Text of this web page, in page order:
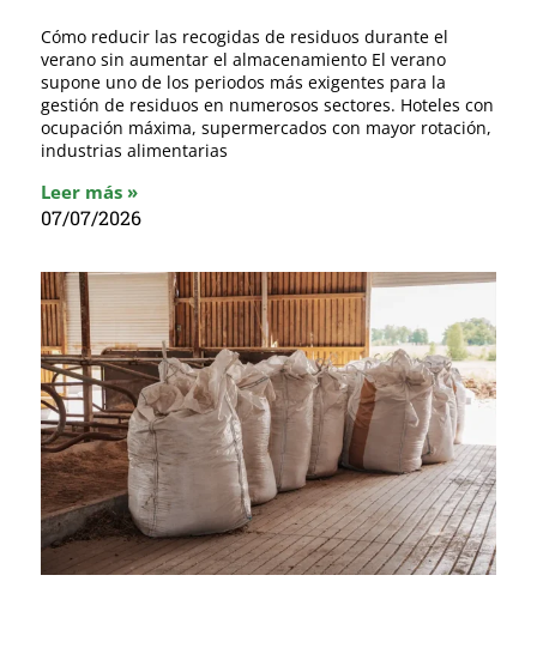
Cómo reducir las recogidas de residuos durante el
verano sin aumentar el almacenamiento El verano
supone uno de los periodos más exigentes para la
gestión de residuos en numerosos sectores. Hoteles con
ocupación máxima, supermercados con mayor rotación,
industrias alimentarias
Leer más »
07/07/2026